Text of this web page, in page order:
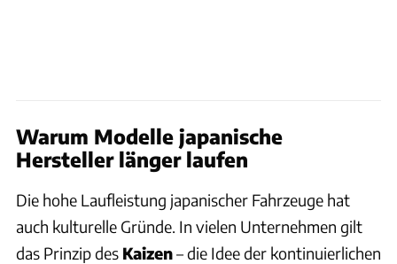
Warum Modelle japanische
Hersteller länger laufen
Die hohe Laufleistung japanischer Fahrzeuge hat
auch kulturelle Gründe. In vielen Unternehmen gilt
das Prinzip des Kaizen– die Idee der kontinuierlichen